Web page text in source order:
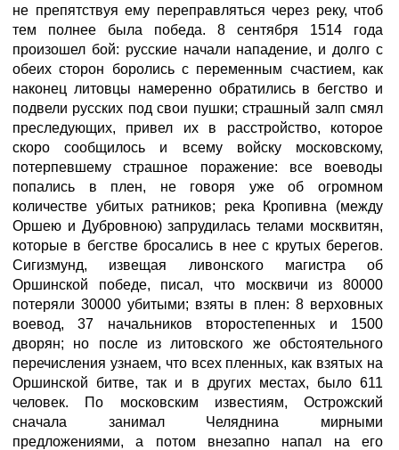
не препятствуя ему переправляться через реку, чтоб
тем полнее была победа. 8 сентября 1514 года
произошел бой: русские начали нападение, и долго с
обеих сторон боролись с переменным счастием, как
наконец литовцы намеренно обратились в бегство и
подвели русских под свои пушки; страшный залп смял
преследующих, привел их в расстройство, которое
скоро сообщилось и всему войску московскому,
потерпевшему страшное поражение: все воеводы
попались в плен, не говоря уже об огромном
количестве убитых ратников; река Кропивна (между
Оршею и Дубровною) запрудилась телами москвитян,
которые в бегстве бросались в нее с крутых берегов.
Сигизмунд, извещая ливонского магистра об
Оршинской победе, писал, что москвичи из 80000
потеряли 30000 убитыми; взяты в плен: 8 верховных
воевод, 37 начальников второстепенных и 1500
дворян; но после из литовского же обстоятельного
перечисления узнаем, что всех пленных, как взятых на
Оршинской битве, так и в других местах, было 611
человек. По московским известиям, Острожский
сначала занимал Челяднина мирными
предложениями, а потом внезапно напал на его